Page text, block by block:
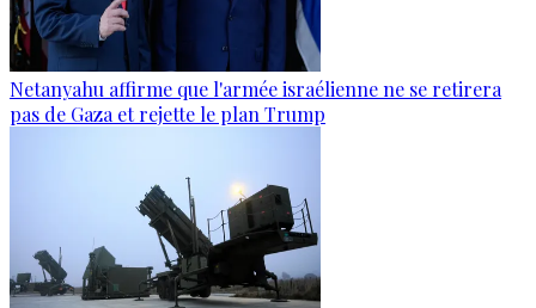
Netanyahu affirme que l'armée israélienne ne se retirera
pas de Gaza et rejette le plan Trump